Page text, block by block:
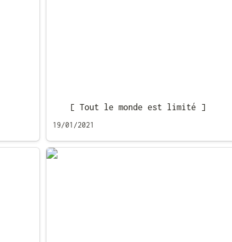
[ Tout le monde est limité ]
19/01/2021
[ Je suis pour l'uniforme ]